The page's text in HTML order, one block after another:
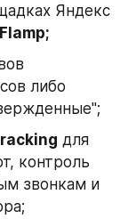
Яндекс
либо
для
контроль
звонкам и